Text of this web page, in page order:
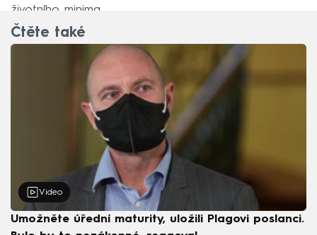
životního minima.
Čtěte také
Video
Umožněte úřední maturity, uložili Plagovi poslanci.